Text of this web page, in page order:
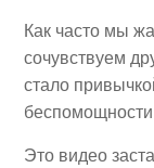
Как часто мы
сочувствуем
стало
Это видео